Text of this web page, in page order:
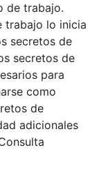
de trabajo.
trabajo lo inicia
secretos de
secretos de
para
como
de
adicionales